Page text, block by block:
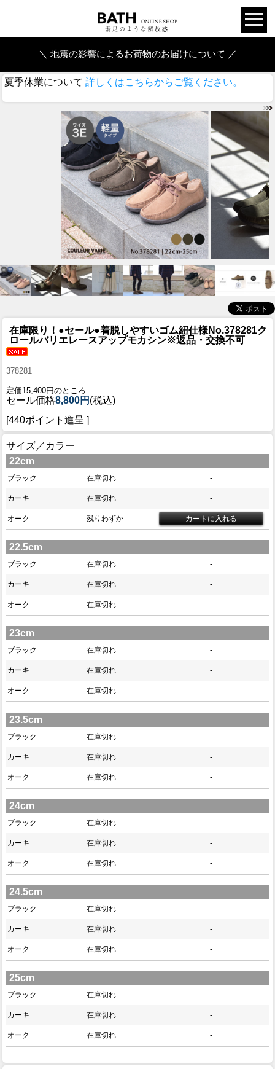
＼ 地震の影響によるお荷物のお届けについて ／
夏季休業について 詳しくはこちらからご覧ください。
在庫限り！●セール●着脱しやすいゴム紐仕様No.378281ク
ロールバリエレースアップモカシン※返品・交換不可
378281
定価15,400円のところ
セール価格8,800円 (税込)
[440ポイント進呈 ]
サイズ／カラー
22cm
ブラック 在庫切れ -
カーキ 在庫切れ -
オーク 残りわずか
22.5cm
ブラック 在庫切れ -
カーキ 在庫切れ -
オーク 在庫切れ -
23cm
ブラック 在庫切れ -
カーキ 在庫切れ -
オーク 在庫切れ -
23.5cm
ブラック 在庫切れ -
カーキ 在庫切れ -
オーク 在庫切れ -
24cm
ブラック 在庫切れ -
カーキ 在庫切れ -
オーク 在庫切れ -
24.5cm
ブラック 在庫切れ -
カーキ 在庫切れ -
オーク 在庫切れ -
25cm
ブラック 在庫切れ -
カーキ 在庫切れ -
オーク 在庫切れ -